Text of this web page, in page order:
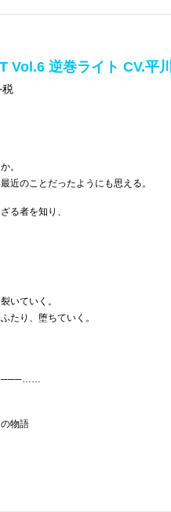
Vol.6 逆巻ライト CV.平
税
。
近のことだったようにも思える。
る者を知り、
いていく。
たり、堕ちていく。
て───……
物語